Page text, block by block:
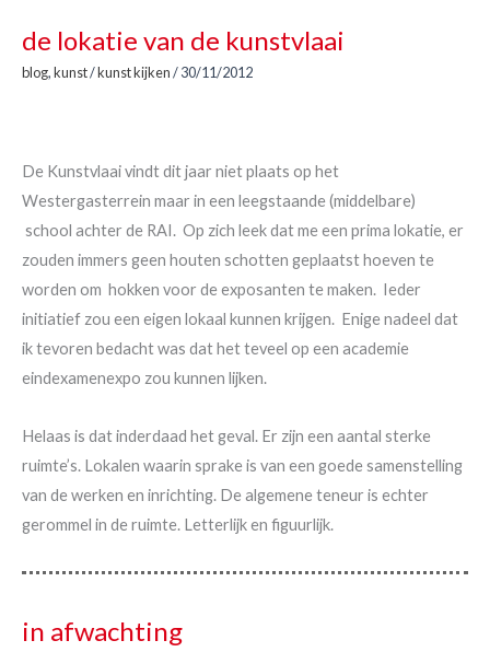
de lokatie van de kunstvlaai
blog,kunst/kunst kijken/30/11/2012
De Kunstvlaai vindt dit jaar niet plaats op het
Westergasterrein maar in een leegstaande (middelbare)
school achter de RAI. Op zich leek dat me een prima lokatie, er
zouden immers geen houten schotten geplaatst hoeven te
worden om hokken voor de exposanten te maken. Ieder
initiatief zou een eigen lokaal kunnen krijgen. Enige nadeel dat
ik tevoren bedacht was dat het teveel op een academie
eindexamenexpo zou kunnen lijken.
Helaas is dat inderdaad het geval. Er zijn een aantal sterke
ruimte’s. Lokalen waarin sprake is van een goede samenstelling
van de werken en inrichting. De algemene teneur is echter
gerommel in de ruimte. Letterlijk en figuurlijk.
in afwachting